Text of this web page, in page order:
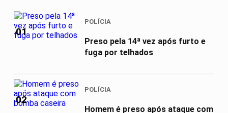
01
POLÍCIA
Preso pela 14ª vez após furto e
fuga por telhados
02
POLÍCIA
Homem é preso após ataque com